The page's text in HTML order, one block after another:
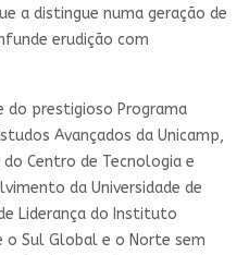
a distingue numa geração de
erudição com
do prestigioso Programa
Avançados da Unicamp,
Centro de Tecnologia e
da Universidade de
Liderança do Instituto
o Sul Global e o Norte sem